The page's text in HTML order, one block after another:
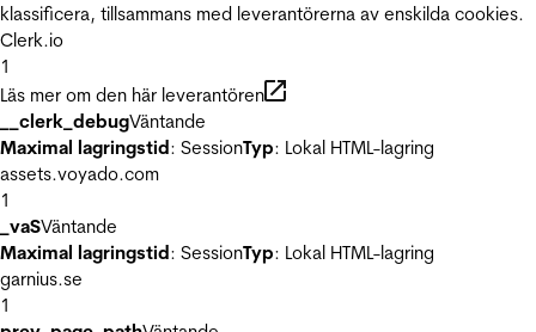
klassificera, tillsammans med leverantörerna av enskilda cookies.
Clerk.io
1
Läs mer om den här leverantören
__clerk_debugVäntande
Maximal lagringstid: SessionTyp: Lokal HTML-lagring
assets.voyado.com
1
_vaSVäntande
Maximal lagringstid: SessionTyp: Lokal HTML-lagring
garnius.se
1